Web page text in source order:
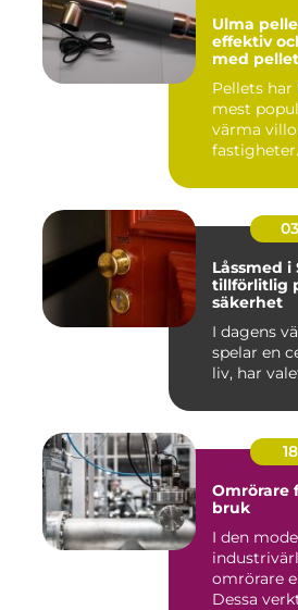
Ulma
effektiv
med
Pellets
mest
värma
Låssmed i
tillförlitlig
säkerhet
I dagens
spelar en
liv, har
Omrörare
bruk
I den
omrörare
Dessa